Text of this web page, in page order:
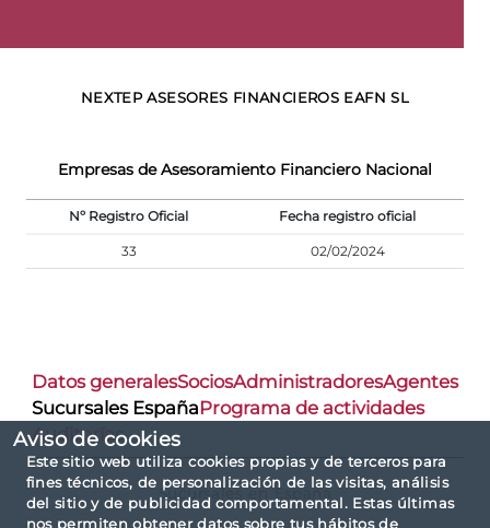
Aviso de cookies
Este sitio web utiliza cookies propias y de terceros para
fines técnicos, de personalización de las visitas, análisis
del sitio y de publicidad comportamental. Estas últimas
nos permiten obtener datos sobre tus hábitos de
NEXTEP ASESORES FINANCIEROS EAFN SL
Empresas de Asesoramiento Financiero Nacional
Nº Registro Oficial Fecha registro oficial
33 02/02/2024
Datos generalesSociosAdministradoresAgentes
Sucursales EspañaPrograma de actividades
Auditorías
Sucursales en España